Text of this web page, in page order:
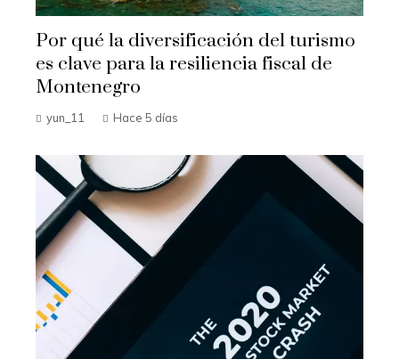
Por qué la diversificación del turismo
es clave para la resiliencia fiscal de
Montenegro
yun_11 Hace 5 días